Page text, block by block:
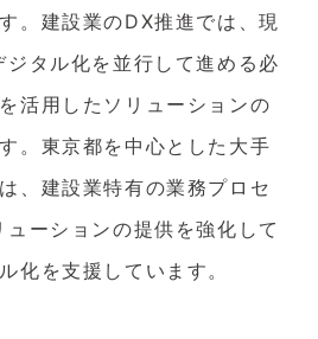
。建設業のDX推進では、現
タル化を並行して進める必
活用したソリューションの
。東京都を中心とした大手
、建設業特有の業務プロセ
ーションの提供を強化して
化を支援しています。